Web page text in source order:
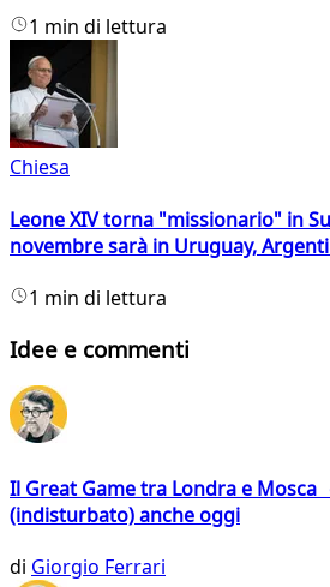
1 min di lettura
Chiesa
Leone XIV torna "missionario" in
novembre sarà in Uruguay,
1 min di lettura
Idee e commenti
Il Great Game tra Londra e
(indisturbato) anche oggi
di Giorgio Ferrari